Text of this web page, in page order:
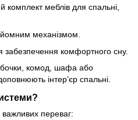
меблів для спальні,
механізмом.
комфортного сну.
комод, шафа або
інтер’єр спальні.
переваг: